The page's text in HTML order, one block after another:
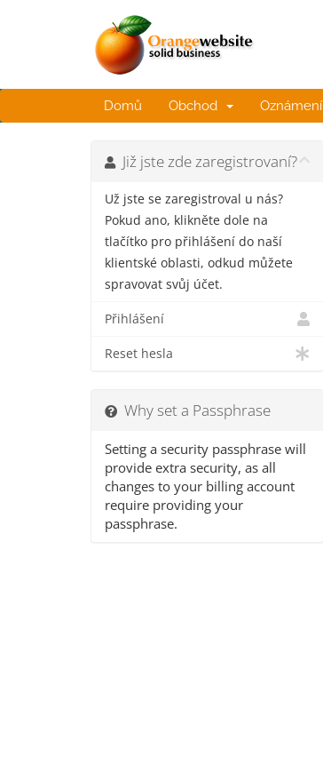
Domů Obchod Oznámení
Již jste zde zaregistrovaní?
Už jste se zaregistroval u nás?
Pokud ano, klikněte dole na
tlačítko pro přihlášení do naší
klientské oblasti, odkud můžete
spravovat svůj účet.
Přihlášení
Reset hesla
Why set a Passphrase
Setting a security passphrase will
provide extra security, as all
changes to your billing account
require providing your
passphrase.